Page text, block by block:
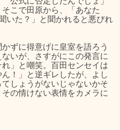
こで田原から、「あなた
いた？」と聞かれると悪びれ
ずに得意げに皇室を語ろう
いが、さすがにこの発言に
」と嘲笑。百田センセイは
！」と逆ギレしたが、よし
しょうがないじゃないかそ
の情けない表情をカメラに